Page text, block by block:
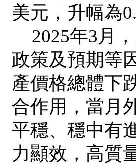
美元，升幅為
2025年3 月
政策及預期等
產價格總體下
合作用，當月
平穩、穩中有
力顯效，高質